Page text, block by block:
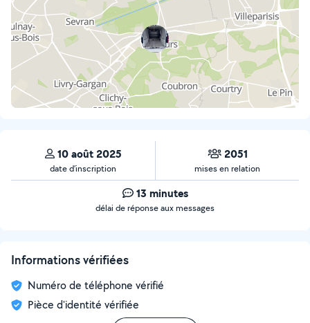
10 août 2025
date d’inscription
2051
mises en relation
13 minutes
délai de réponse aux messages
Informations vérifiées
Numéro de téléphone vérifié
Pièce d'identité vérifiée